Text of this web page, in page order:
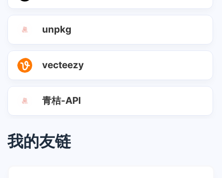
unpkg
vecteezy
青桔-API
我的友链